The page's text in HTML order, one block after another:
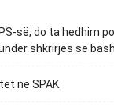
së, do ta hedhim
shkrirjes së
në SPAK